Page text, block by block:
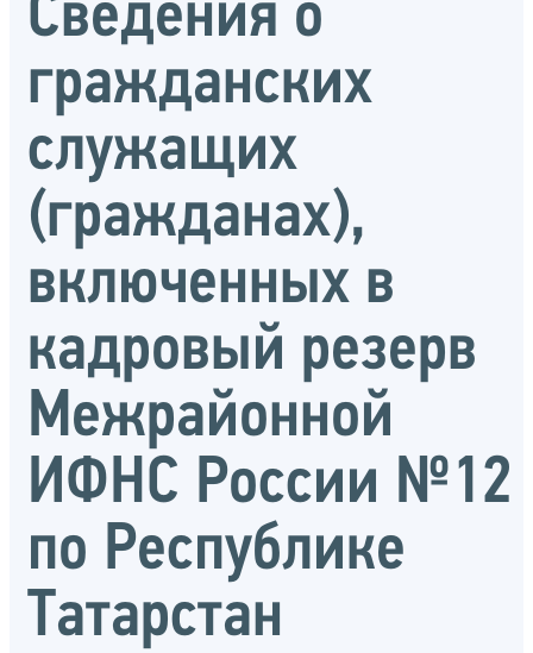
Сведения о
гражданских
служащих
(гражданах),
включенных в
кадровый резерв
Межрайонной
ИФНС России №12
по Республике
Татарстан